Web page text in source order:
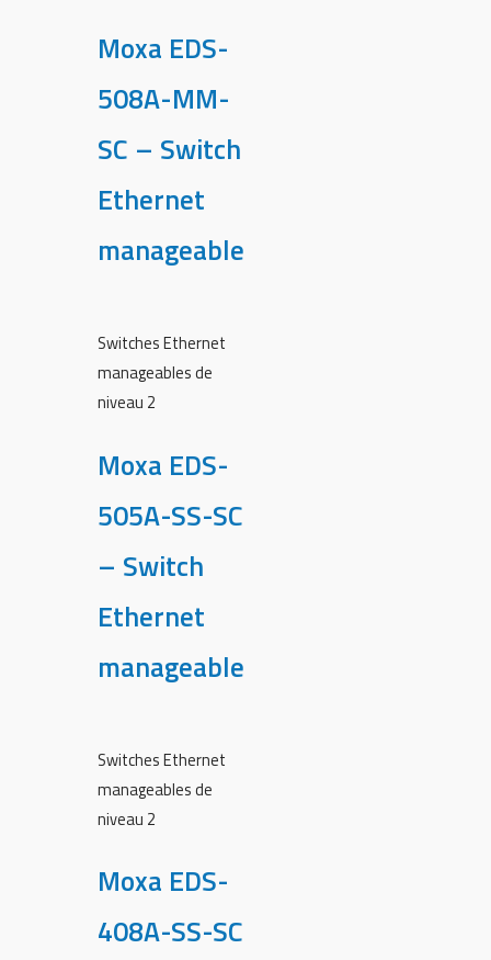
Moxa EDS-
508A-MM-
SC – Switch
Ethernet
manageable
Switches Ethernet
manageables de
niveau 2
Moxa EDS-
505A-SS-SC
– Switch
Ethernet
manageable
Switches Ethernet
manageables de
niveau 2
Moxa EDS-
408A-SS-SC